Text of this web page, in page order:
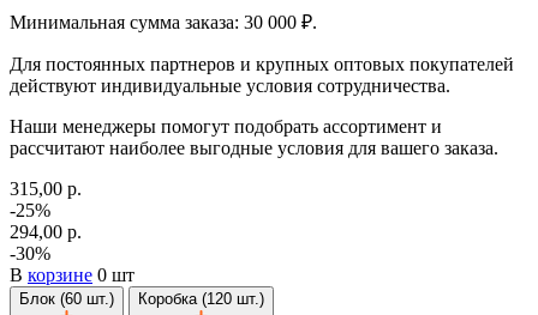
Минимальная сумма заказа: 30 000 ₽.
Для постоянных партнеров и крупных оптовых покупателей
действуют индивидуальные условия сотрудничества.
Наши менеджеры помогут подобрать ассортимент и
рассчитают наиболее выгодные условия для вашего заказа.
315,00 р.
-25%
294,00 р.
-30%
В корзине 0 шт
Блок (60 шт.) Коробка (120 шт.)